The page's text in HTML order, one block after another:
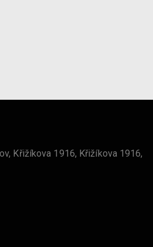
Křižíkova 1916, Křižíkova 1916,